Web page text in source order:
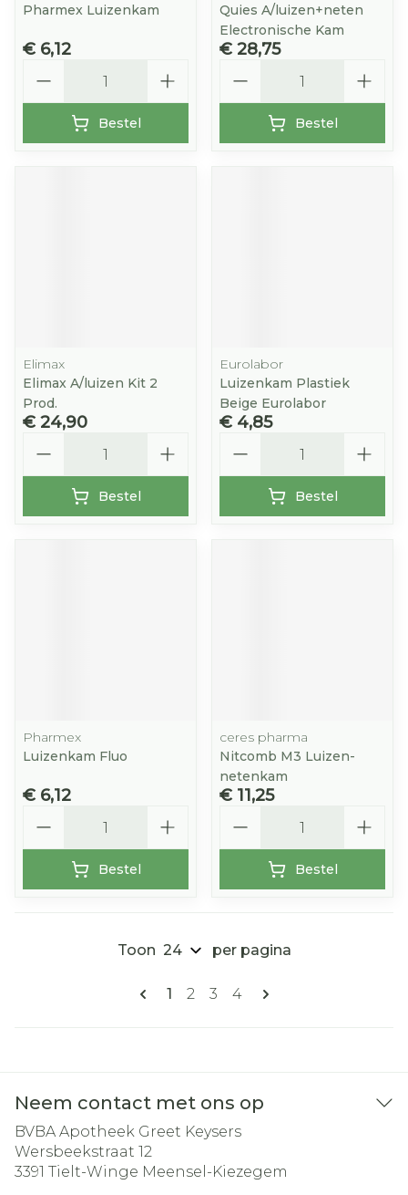
Pharmex Luizenkam
€ 6,12
Bestel
Quies A/luizen+neten
Electronische Kam
€ 28,75
Bestel
Elimax
Elimax A/luizen Kit 2
Prod.
€ 24,90
Bestel
Eurolabor
Luizenkam Plastiek
Beige Eurolabor
€ 4,85
Bestel
Pharmex
Luizenkam Fluo
€ 6,12
Bestel
ceres pharma
Nitcomb M3 Luizen-
netenkam
€ 11,25
Bestel
Pagina's
U lees momenteel pagina
1 Pagina
2 Pagina
3 Pagina
4
Toon per pagina
Neem contact met ons op
BVBA Apotheek Greet Keysers
Wersbeekstraat 12
3391 Tielt-Winge Meensel-Kiezegem